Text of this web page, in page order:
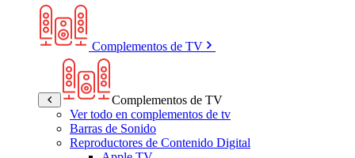
Complementos de TV
Complementos de TV
Ver todo en complementos de tv
Barras de Sonido
Reproductores de Contenido Digital